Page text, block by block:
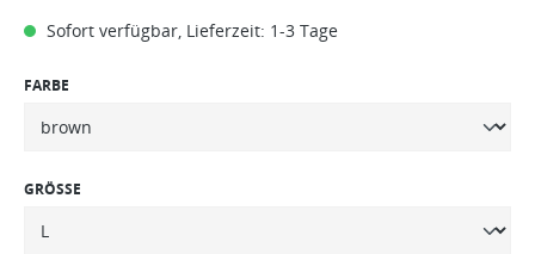
Sofort verfügbar, Lieferzeit: 1-3 Tage
FARBE
GRÖSSE